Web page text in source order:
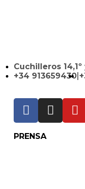
Cuchilleros
+34 913659430
PRENSA